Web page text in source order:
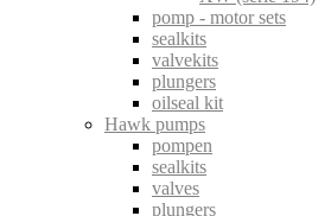
pomp - motor sets
sealkits
valvekits
plungers
oilseal kit
Hawk pumps
pompen
sealkits
valves
plungers